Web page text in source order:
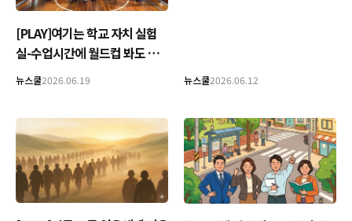
[PLAY]여기는 학교 자치 실험
실-수업시간에 월드컵 봐도 될
까요?
뉴스쿨2026.06.19 뉴스쿨2026.06.12